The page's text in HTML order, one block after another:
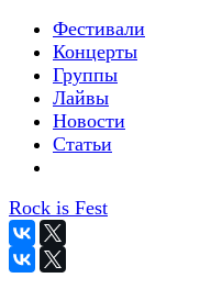
Фестивали
Концерты
Группы
Лайвы
Новости
Статьи
Rock is Fest